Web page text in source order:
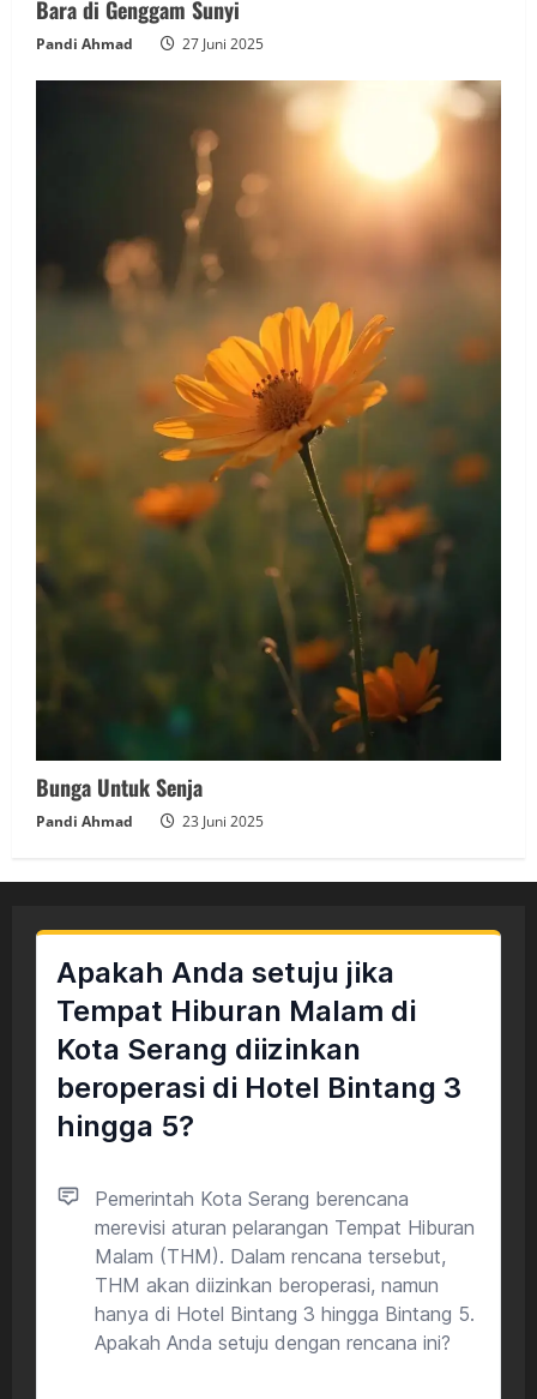
Bara di Genggam Sunyi
Pandi Ahmad 27 Juni 2025
Bunga Untuk Senja
Pandi Ahmad 23 Juni 2025